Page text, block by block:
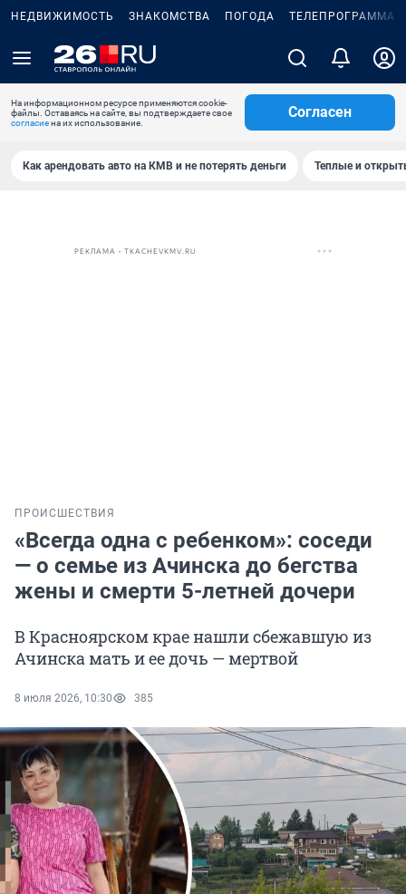
НЕДВИЖИМОСТЬ ЗНАКОМСТВА ПОГОДА ТЕЛЕПРОГРАММА
На информационном ресурсе применяются cookie-
файлы. Оставаясь на сайте, вы подтверждаете свое
согласиена их использование.
Согласен
Как арендовать авто на КМВ и не потерять деньги Теплые и
РЕКЛАМА • TKACHEVKMV.RU
ПРОИСШЕСТВИЯ
«Всегда одна с ребенком»: соседи
— о семье из Ачинска до бегства
жены и смерти 5-летней дочери
В Красноярском крае нашли сбежавшую из
Ачинска мать и ее дочь — мертвой
8 июля 2026, 10:30 385